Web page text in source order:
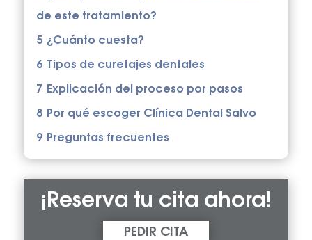
de este tratamiento?
5 ¿Cuánto cuesta?
6 Tipos de curetajes dentales
7 Explicación del proceso por pasos
8 Por qué escoger Clínica Dental Salvo
9 Preguntas frecuentes
¡Reserva tu cita ahora!
PEDIR CITA